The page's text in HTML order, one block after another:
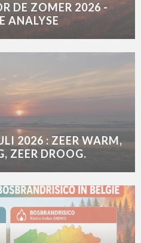
DE ZOMER 2026 -
ANALYSE
2026 : ZEER WARM,
ZEER DROOG.